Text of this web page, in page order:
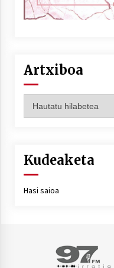
Artxiboa
Kudeaketa
Hasi saioa